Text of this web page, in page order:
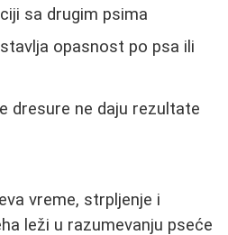
sa drugim psima
opasnost po psa ili
dresure ne daju rezultate
vreme, strpljenje i
leži u razumevanju pseće